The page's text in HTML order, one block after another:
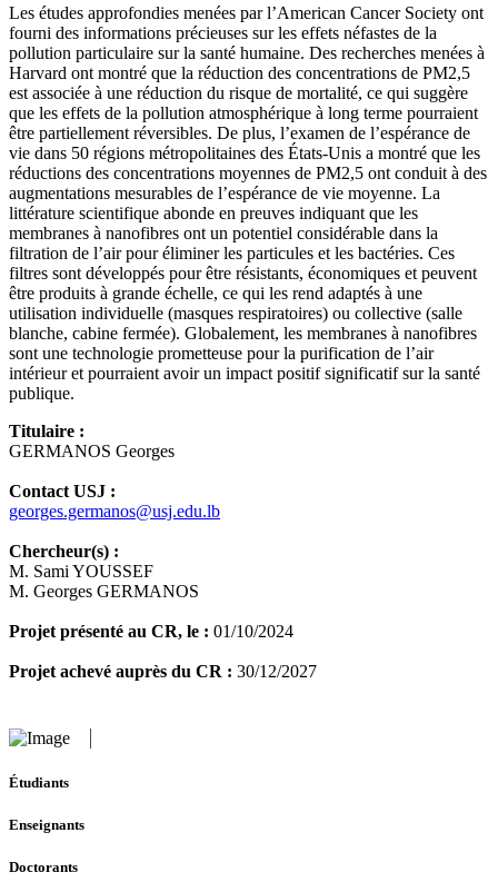
Les études approfondies menées par l’American Cancer Society ont
fourni des informations précieuses sur les effets néfastes de la
pollution particulaire sur la santé humaine. Des recherches menées à
Harvard ont montré que la réduction des concentrations de PM2,5
est associée à une réduction du risque de mortalité, ce qui suggère
que les effets de la pollution atmosphérique à long terme pourraient
être partiellement réversibles. De plus, l’examen de l’espérance de
vie dans 50 régions métropolitaines des États-Unis a montré que les
réductions des concentrations moyennes de PM2,5 ont conduit à des
augmentations mesurables de l’espérance de vie moyenne. La
littérature scientifique abonde en preuves indiquant que les
membranes à nanofibres ont un potentiel considérable dans la
filtration de l’air pour éliminer les particules et les bactéries. Ces
filtres sont développés pour être résistants, économiques et peuvent
être produits à grande échelle, ce qui les rend adaptés à une
utilisation individuelle (masques respiratoires) ou collective (salle
blanche, cabine fermée). Globalement, les membranes à nanofibres
sont une technologie prometteuse pour la purification de l’air
intérieur et pourraient avoir un impact positif significatif sur la santé
publique.
Titulaire :
GERMANOS Georges
Contact USJ :
georges.germanos@usj.edu.lb
Chercheur(s) :
M. Sami YOUSSEF
M. Georges GERMANOS
Projet présenté au CR, le : 01/10/2024
Projet achevé auprès du CR : 30/12/2027
Étudiants
Enseignants
Doctorants